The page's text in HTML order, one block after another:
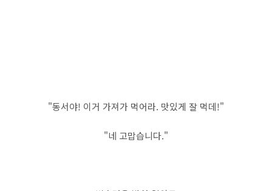
"동서야! 이거 가져가 먹어라. 맛있게 잘 먹데!"
"네 고맙습니다."